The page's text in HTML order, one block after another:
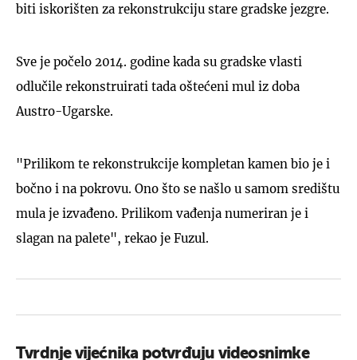
biti iskorišten za rekonstrukciju stare gradske jezgre.
Sve je počelo 2014. godine kada su gradske vlasti
odlučile rekonstruirati tada oštećeni mul iz doba
Austro-Ugarske.
"Prilikom te rekonstrukcije kompletan kamen bio je i
bočno i na pokrovu. Ono što se našlo u samom središtu
mula je izvađeno. Prilikom vađenja numeriran je i
slagan na palete", rekao je Fuzul.
Tvrdnje vijećnika potvrđuju videosnimke